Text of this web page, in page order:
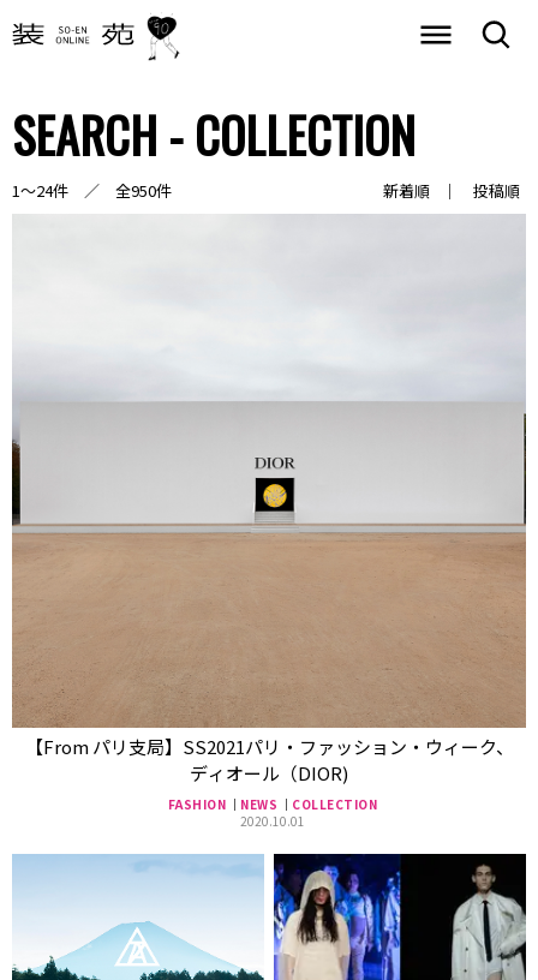
SEARCH - COLLECTION
1～24件 ／ 全950件 新着順 投稿順
【From パリ支局】SS2021パリ・ファッション・ウィーク、
ディオール（DIOR)
FASHION NEWS
COLLECTION
2020.10.01